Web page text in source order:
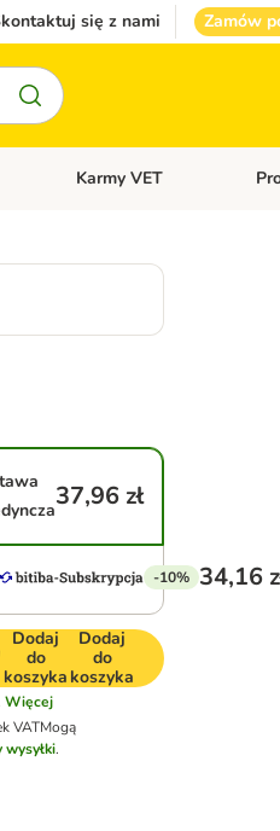
się z nami Zamów
Akcesoria dla psa
Otwórz menu kategorii: Inne
Karmy VET
37,96 zł
-10% 34,16
Dodaj
do
koszyka
Dodaj
do
koszyka
Więcej
VATMogą
wysyłki.